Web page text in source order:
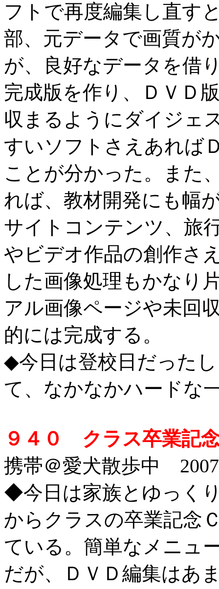
フトで再度編集し直す
部、元データで画質が
が、良好なデータを借
完成版を作り、ＤＶＤ
収まるようにダイジェ
すいソフトさえあれば
ことが分かった。また
れば、教材開発にも幅
サイトコンテンツ、旅
やビデオ作品の創作さ
した画像処理もかなり
アル画像ページや未回
的には完成する。
◆今日は登校日だった
て、なかなかハードな
９４０ クラス卒業記
携帯＠愛犬散歩中
◆今日は家族とゆっく
からクラスの卒業記念
ている。簡単なメニュ
だが、ＤＶＤ編集はあ